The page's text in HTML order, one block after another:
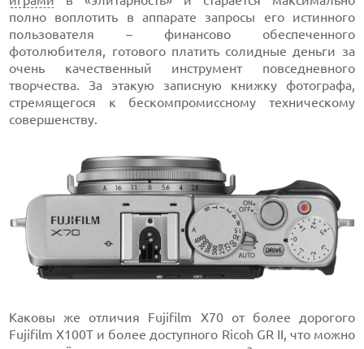
полно воплотить в аппарате запросы его истинного
пользователя – финансово обеспеченного
фотолюбителя, готового платить солидные деньги за
очень качественный инструмент повседневного
творчества. За этакую записную книжку фотографа,
стремящегося к бескомпромиссному техническому
совершенству.
Каковы же отличия Fujifilm X70 от более дорогого
Fujifilm X100T и более доступного Ricoh GR II, что можно